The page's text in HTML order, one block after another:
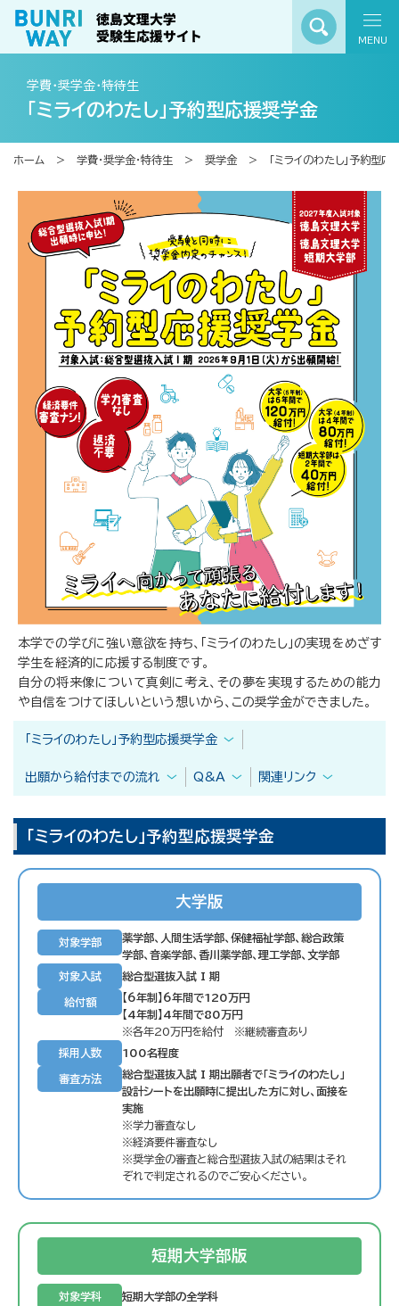
MENU
学費・奨学金・特待生
「ミライのわたし」予約型応援奨学金
ホーム 学費・奨学金・特待生 奨学金 「ミライのわたし」予約型応
本学での学びに強い意欲を持ち、「ミライのわたし」の実現をめざす
学生を経済的に応援する制度です。
自分の将来像について真剣に考え、その夢を実現するための能力
や自信をつけてほしいという想いから、この奨学金ができました。
「ミライのわたし」予約型応援奨学金
出願から給付までの流れ Q&A 関連リンク
「ミライのわたし」予約型応援奨学金
大学版
対象学部
薬学部、人間生活学部、保健福祉学部、総合政策
学部、音楽学部、香川薬学部、理工学部、文学部
対象入試
総合型選抜入試 I 期
給付額
【6年制】6年間で120万円
【4年制】4年間で80万円
※各年20万円を給付 ※継続審査あり
採用人数
100名程度
審査方法
総合型選抜入試 I 期出願者で「ミライのわたし」
設計シートを出願時に提出した方に対し、面接を
実施
※学力審査なし
※経済要件審査なし
※奨学金の審査と総合型選抜入試の結果はそれ
ぞれで判定されるのでご安心ください。
短期大学部版
対象学科 短期大学部の全学科